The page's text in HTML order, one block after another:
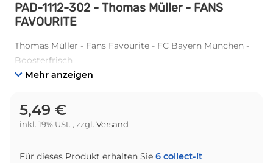
PAD-1112-302 - Thomas Müller - FANS
FAVOURITE
Thomas Müller - Fans Favourite - FC Bayern München -
Boosterfrisch
Mehr anzeigen
5,49 €
inkl. 19% USt. , zzgl. Versand
Für dieses Produkt erhalten Sie 6 collect-it